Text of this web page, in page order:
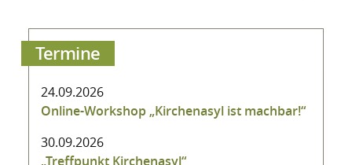
Termine
24.09.2026
Online-Workshop „Kirchenasyl ist machbar!“
30.09.2026
„Treffpunkt Kirchenasyl“